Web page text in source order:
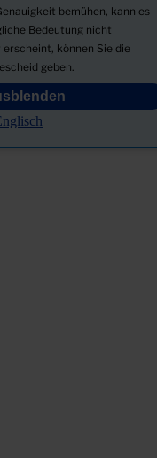
bemühen, kann es
Bedeutung nicht
können Sie die
geben.